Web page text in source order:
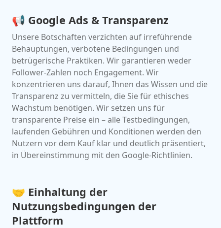
📢 Google Ads & Transparenz
Unsere Botschaften verzichten auf irreführende
Behauptungen, verbotene Bedingungen und
betrügerische Praktiken. Wir garantieren weder
Follower-Zahlen noch Engagement. Wir
konzentrieren uns darauf, Ihnen das Wissen und die
Transparenz zu vermitteln, die Sie für ethisches
Wachstum benötigen. Wir setzen uns für
transparente Preise ein – alle Testbedingungen,
laufenden Gebühren und Konditionen werden den
Nutzern vor dem Kauf klar und deutlich präsentiert,
in Übereinstimmung mit den Google-Richtlinien.
🤝 Einhaltung der
Nutzungsbedingungen der
Plattform